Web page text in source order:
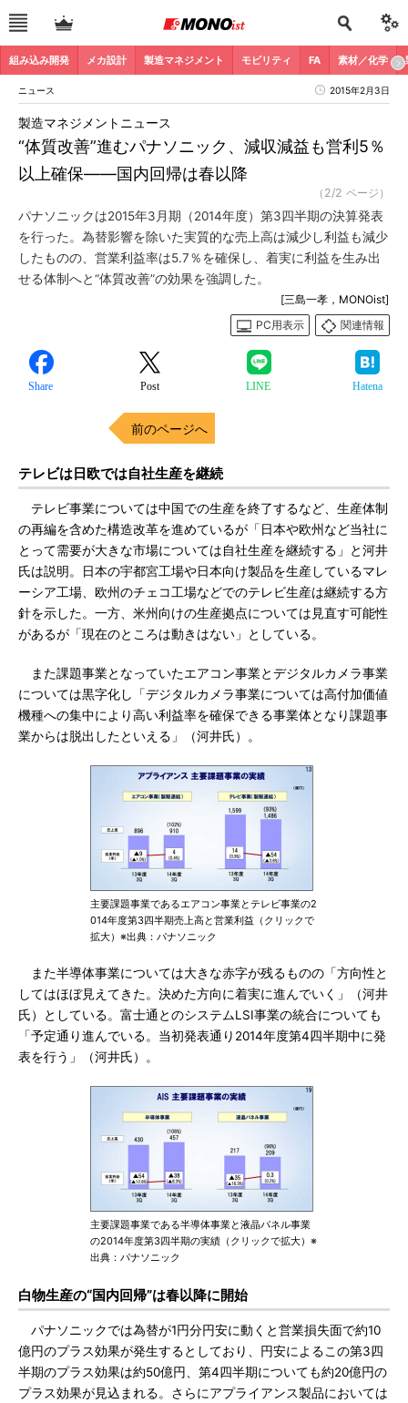
組み込み開発 メカ設計 製造マネジメント モビリティ FA 素材／化学
ニュース 2015年2月3日
“体質改善”進むパナソニック、減収減益も営利5％
以上確保――国内回帰は春以降
製造マネジメントニュース
（2/2 ページ）
パナソニックは2015年3月期（2014年度）第3四半期の決算発表
を行った。為替影響を除いた実質的な売上高は減少し利益も減少
したものの、営業利益率は5.7％を確保し、着実に利益を生み出
せる体制へと“体質改善”の効果を強調した。
[三島一孝，MONOist]
PC用表示
関連情報
Share Post LINE Hatena
前のページへ
テレビは日欧では自社生産を継続
テレビ事業については中国での生産を終了するなど、生産体制
の再編を含めた構造改革を進めているが「日本や欧州など当社に
とって需要が大きな市場については自社生産を継続する」と河井
氏は説明。日本の宇都宮工場や日本向け製品を生産しているマレ
ーシア工場、欧州のチェコ工場などでのテレビ生産は継続する方
針を示した。一方、米州向けの生産拠点については見直す可能性
があるが「現在のところは動きはない」としている。
また課題事業となっていたエアコン事業とデジタルカメラ事業
については黒字化し「デジタルカメラ事業については高付加価値
機種への集中により高い利益率を確保できる事業体となり課題事
業からは脱出したといえる」（河井氏）。
主要課題事業であるエアコン事業とテレビ事業の2
014年度第3四半期売上高と営業利益（クリックで
拡大）※出典：パナソニック
また半導体事業については大きな赤字が残るものの「方向性と
してはほぼ見えてきた。決めた方向に着実に進んでいく」（河井
氏）としている。富士通とのシステムLSI事業の統合についても
「予定通り進んでいる。当初発表通り2014年度第4四半期中に発
表を行う」（河井氏）。
主要課題事業である半導体事業と液晶パネル事業
の2014年度第3四半期の実績（クリックで拡大）※
出典：パナソニック
白物生産の“国内回帰”は春以降に開始
パナソニックでは為替が1円分円安に動くと営業損失面で約10
億円のプラス効果が発生するとしており、円安によるこの第3四
半期のプラス効果は約50億円、第4四半期についても約20億円の
プラス効果が見込まれる。さらにアプライアンス製品においては